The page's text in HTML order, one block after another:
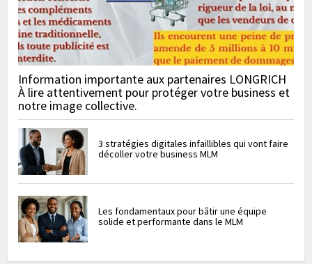
Information importante aux partenaires LONGRICH
À lire attentivement pour protéger votre business et
notre image collective.
3 stratégies digitales infaillibles qui vont faire
décoller votre business MLM
Les fondamentaux pour bâtir une équipe
solide et performante dans le MLM